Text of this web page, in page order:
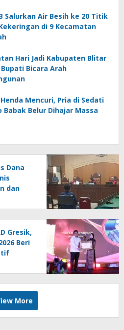
Salurkan Air Besih ke 20 Titik
di 9 Kecamatan
Hari Jadi Kabupaten Blitar
Bicara Arah
Mencuri, Pria di Sedati
Babak Belur Dihajar Massa
Dana
dan
Gresik,
Beri
More